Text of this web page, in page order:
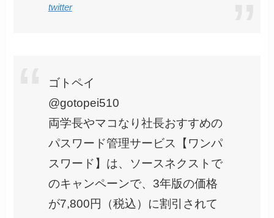
twitter
ゴトペイ
@gotopei510
両学長やマコなり社長おすすめの
パスワード管理サービス【ワンパ
スワード】は、ソースネクストで
のキャンペーンで、3年版の価格
が7,800円（税込）に割引されて